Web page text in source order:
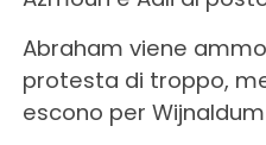
Abraham viene
protesta di troppo,
escono per